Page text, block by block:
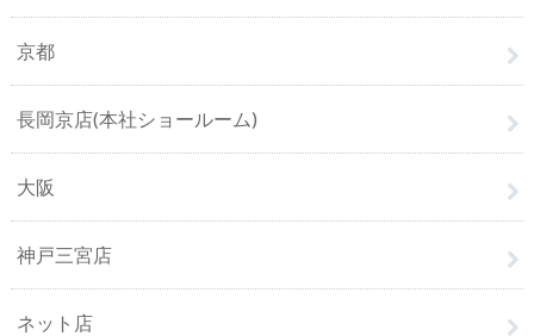
京都
長岡京店(本社ショールーム)
大阪
神戸三宮店
ネット店